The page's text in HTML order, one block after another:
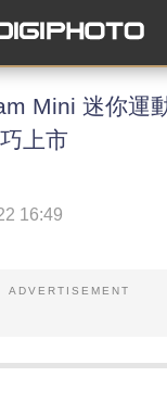
Mini 迷你運
上市
16:49
ADVERTISEMENT